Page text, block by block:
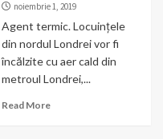
noiembrie 1, 2019
Agent termic. Locuințele
din nordul Londrei vor fi
încălzite cu aer cald din
metroul Londrei,...
Read More